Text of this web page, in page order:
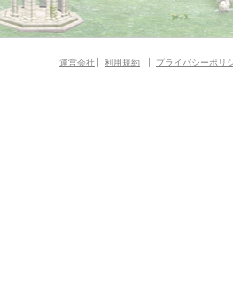
運営会社 利用規約 プライバシーポリ